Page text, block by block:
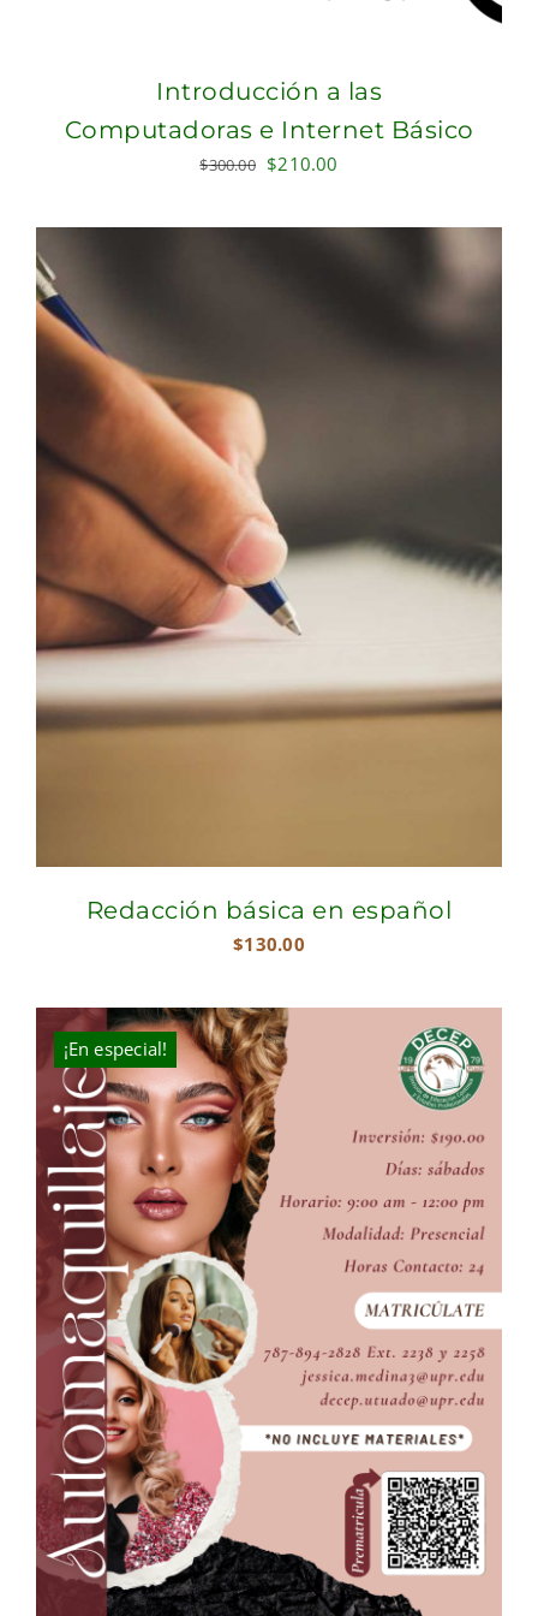
Introducción a las
Computadoras e Internet Básico
$300.00 Original
was:
$210.00
is:
Redacción básica en español
$130.00
¡En especial!